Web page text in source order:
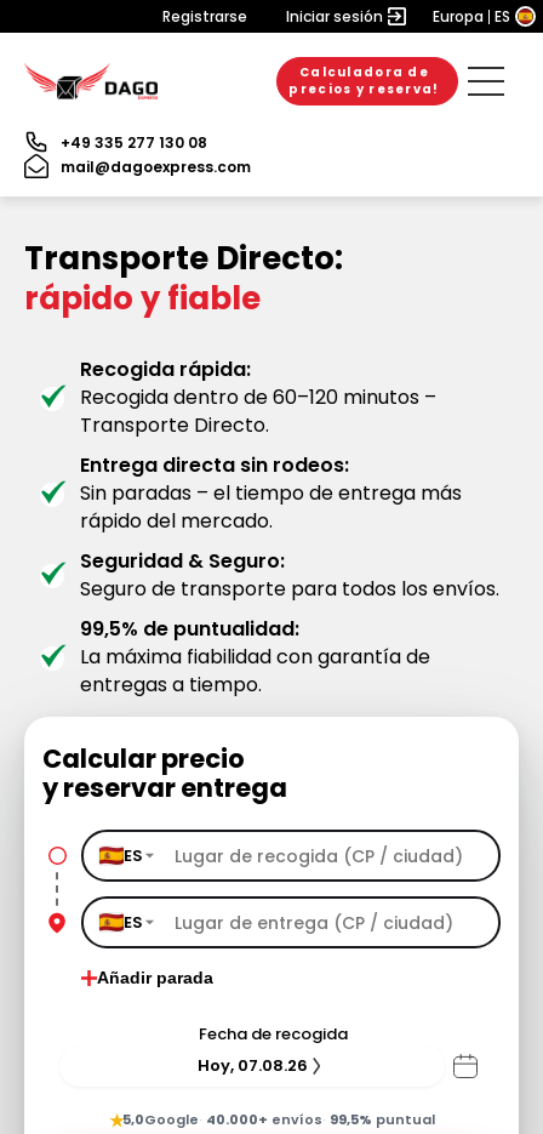
Registrarse Iniciar sesión Europa ES
Calculadora de
precios y reserva!
+49 335 277 130 08
mail@dagoexpress.com
Transporte Directo:
rápido y fiable
Recogida rápida:
Recogida dentro de 60–120 minutos –
Transporte Directo.
Entrega directa sin rodeos:
Sin paradas – el tiempo de entrega más
rápido del mercado.
Seguridad & Seguro:
Seguro de transporte para todos los envíos.
99,5% de puntualidad:
La máxima fiabilidad con garantía de
entregas a tiempo.
Calcular precio
y reservar entrega
ES
ES
Añadir parada
Fecha de recogida
Hoy, 07.08.26
★5,0Google· 40.000+ envíos· 99,5% puntual